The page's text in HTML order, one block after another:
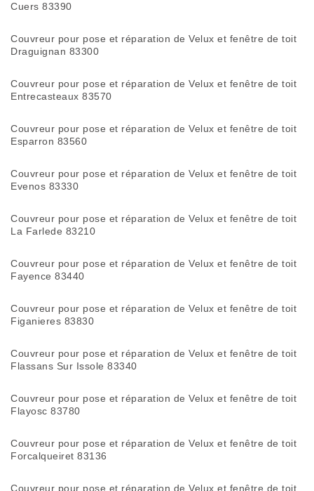
Cuers 83390
Couvreur pour pose et réparation de Velux et fenêtre de toit
Draguignan 83300
Couvreur pour pose et réparation de Velux et fenêtre de toit
Entrecasteaux 83570
Couvreur pour pose et réparation de Velux et fenêtre de toit
Esparron 83560
Couvreur pour pose et réparation de Velux et fenêtre de toit
Evenos 83330
Couvreur pour pose et réparation de Velux et fenêtre de toit
La Farlede 83210
Couvreur pour pose et réparation de Velux et fenêtre de toit
Fayence 83440
Couvreur pour pose et réparation de Velux et fenêtre de toit
Figanieres 83830
Couvreur pour pose et réparation de Velux et fenêtre de toit
Flassans Sur Issole 83340
Couvreur pour pose et réparation de Velux et fenêtre de toit
Flayosc 83780
Couvreur pour pose et réparation de Velux et fenêtre de toit
Forcalqueiret 83136
Couvreur pour pose et réparation de Velux et fenêtre de toit